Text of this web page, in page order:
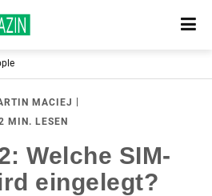
MACIEJ
MIN. LESEN
Welche SIM-
eingelegt?